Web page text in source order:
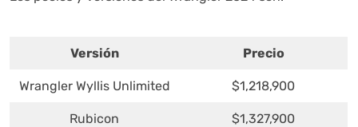
Versión Precio
Wrangler Wyllis Unlimited $1,218,900
Rubicon $1,327,900